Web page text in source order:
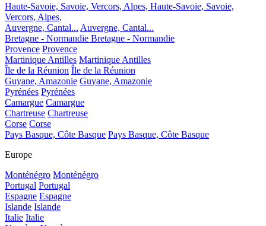
Haute-Savoie, Savoie, Vercors, Alpes, Haute-Savoie, Savoie,
Vercors, Alpes,
Auvergne, Cantal... Auvergne, Cantal...
Bretagne - Normandie Bretagne - Normandie
Provence Provence
Martinique Antilles Martinique Antilles
Île de la Réunion Île de la Réunion
Guyane, Amazonie Guyane, Amazonie
Pyrénées Pyrénées
Camargue Camargue
Chartreuse Chartreuse
Corse Corse
Pays Basque, Côte Basque Pays Basque, Côte Basque
Europe
Monténégro Monténégro
Portugal Portugal
Espagne Espagne
Islande Islande
Italie Italie